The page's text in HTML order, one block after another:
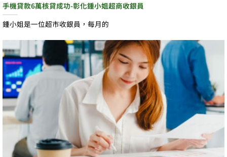
手機貸款6萬核貸成功-彰化鍾小姐超商收銀員
鍾小姐是一位超市收銀員，每月的